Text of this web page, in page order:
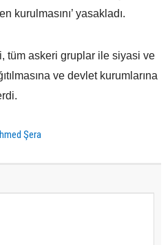
kurulmasını’ yasakladı.
tüm askeri gruplar ile siyasi ve
ve devlet kurumlarına
Şera